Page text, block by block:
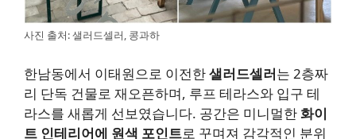
사진 출처: 샐러드셀러, 콩과하
한남동에서 이태원으로 이전한샐러드셀러는 2층짜
리 단독 건물로 재오픈하며, 루프 테라스와 입구 테
라스를 새롭게 선보였습니다. 공간은 미니멀한화이
트 인테리어에 원색 포인트로 꾸며져 감각적인 분위